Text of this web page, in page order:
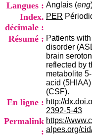
Langues : Anglais (eng
Index.
décimale :
PER
Résumé : Patients
disorder
brain
reflected by
metabolite
acid
(CSF).
En ligne : http://
2392-5-43
Permalink
:
https://
alpes.org/
ô
n
A
l
p
e
s
C
n
t
r
e